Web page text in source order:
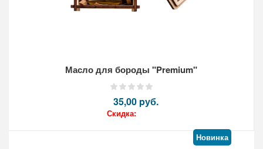
Масло для бороды "Premium"
35,00 pуб.
Скидка:
Новинка